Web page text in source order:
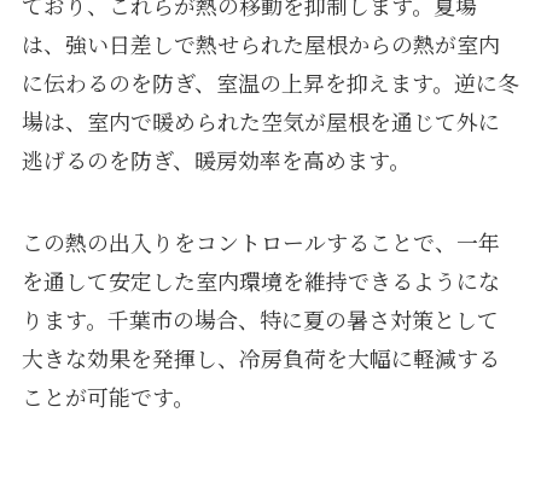
は、強い日差しで熱せられた屋根からの熱が室内
に伝わるのを防ぎ、室温の上昇を抑えます。逆に冬
場は、室内で暖められた空気が屋根を通じて外に
逃げるのを防ぎ、暖房効率を高めます。
この熱の出入りをコントロールすることで、一年
を通して安定した室内環境を維持できるようにな
ります。千葉市の場合、特に夏の暑さ対策として
大きな効果を発揮し、冷房負荷を大幅に軽減する
ことが可能です。